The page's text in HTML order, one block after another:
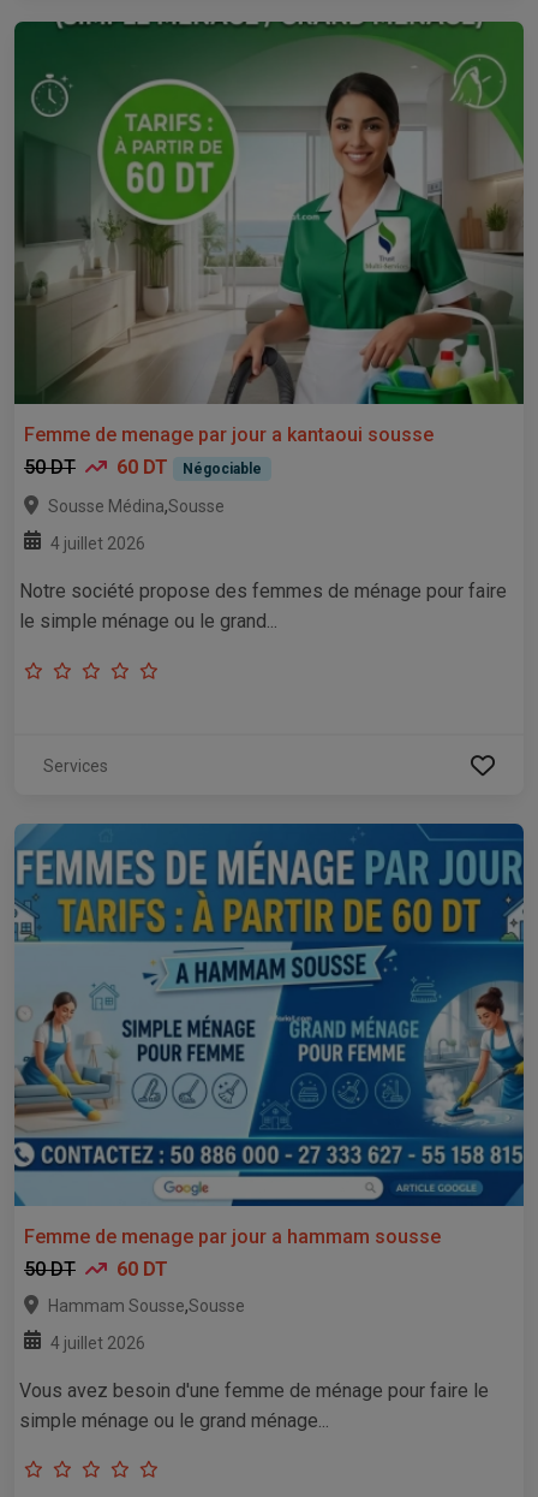
Femme de menage par jour a kantaoui sousse
50 DT
60 DT Négociable
Sousse Médina,Sousse
4 juillet 2026
Notre société propose des femmes de ménage pour faire
le simple ménage ou le grand...
Services
Femme de menage par jour a hammam sousse
50 DT
60 DT
Hammam Sousse,Sousse
4 juillet 2026
Vous avez besoin d'une femme de ménage pour faire le
simple ménage ou le grand ménage...